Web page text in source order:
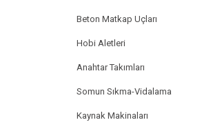
Beton Matkap Uçları
Hobi Aletleri
Anahtar Takımları
Somun Sıkma-Vidalama
Kaynak Makinaları